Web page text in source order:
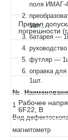
Предел
погрешности
Рабочее
6F22, В
поля ИМАГ-
1шт.;
батарея —
футляр —
оправка
1шт.
№
1
Вид
магнитометр